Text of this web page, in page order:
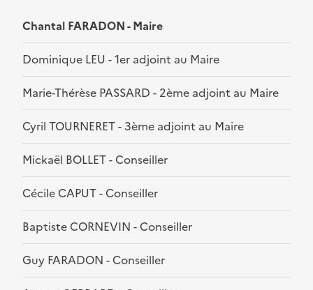
Chantal FARADON - Maire
Dominique LEU - 1er adjoint au Maire
Marie-Thérèse PASSARD - 2ème adjoint au Maire
Cyril TOURNERET - 3ème adjoint au Maire
Mickaël BOLLET - Conseiller
Cécile CAPUT - Conseiller
Baptiste CORNEVIN - Conseiller
Guy FARADON - Conseiller